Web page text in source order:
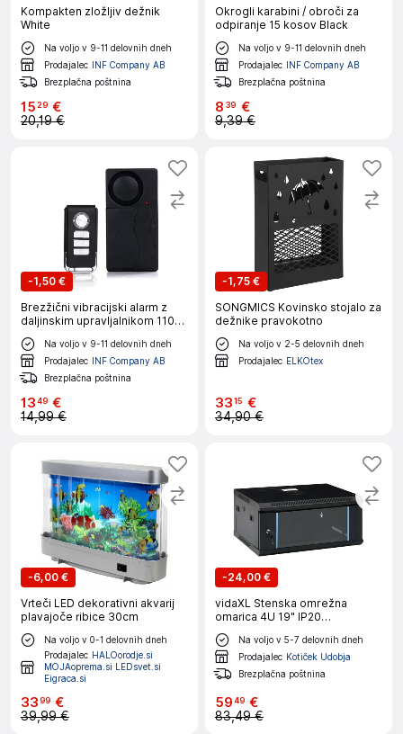
Kompakten zložljiv dežnik
White
Na voljo v 9-11 delovnih dneh
Prodajalec INF Company AB
Brezplačna poštnina
15 29 €
20,19 €
Okrogli karabini / obroči za
odpiranje 15 kosov Black
Na voljo v 9-11 delovnih dneh
Prodajalec INF Company AB
Brezplačna poštnina
8 39 €
9,39 €
-1,50 €
Brezžični vibracijski alarm z
daljinskim upravljalnikom 110
dB Black
Na voljo v 9-11 delovnih dneh
Prodajalec INF Company AB
Brezplačna poštnina
1349 €
14,99 €
-1,75 €
SONGMICS Kovinsko stojalo za
dežnike pravokotno
Na voljo v 2-5 delovnih dneh
Prodajalec ELKOtex
3315 €
34,90 €
-6,00 €
Vrteči LED dekorativni akvarij
plavajoče ribice 30cm
Na voljo v 0-1 delovnih dneh
Prodajalec HALOorodje.si
MOJAoprema.si LEDsvet.si
Eigraca.si
3399 €
39,99 €
-24,00 €
vidaXL Stenska omrežna
omarica 4U 19" IP20
600x450x285 mm
Na voljo v 5-7 delovnih dneh
Prodajalec Kotiček Udobja
Brezplačna poštnina
5949 €
83,49 €